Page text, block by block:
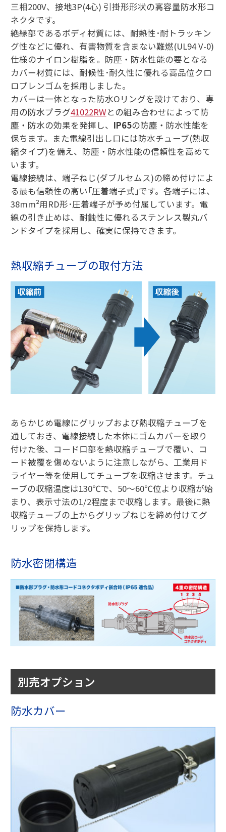
三相200V、接地3P(4心) 引掛形形状の高容量防水形コ
ネクタです。
絶縁部であるボディ材質には、耐熱性･耐トラッキン
グ性などに優れ、有害物質を含まない難燃(UL94 V-0)
仕様のナイロン樹脂を。防塵・防水性能の要となる
カバー材質には、耐候性･耐久性に優れる高品位クロ
ロプレンゴムを採用しました。
カバーは一体となった防水Oリングを設けており、専
用の防水プラグ41022RWとの組み合わせによって防
塵・防水の効果を発揮し、 IP65の防塵・防水性能を
保ちます。また電線引出し口には防水チューブ(熱収
縮タイプ)を備え、防塵・防水性能の信頼性を高めて
います。
電線接続は、端子ねじ(ダブルセムス)の締め付けによ
る最も信頼性の高い｢圧着端子式｣です。各端子には、
38mm²用RD形･圧着端子が予め付属しています。電
線の引き止めは、耐蝕性に優れるステンレス製丸バ
ンドタイプを採用し、確実に保持できます。
熱収縮チューブの取付方法
あらかじめ電線にグリップおよび熱収縮チューブを
通しておき、電線接続した本体にゴムカバーを取り
付けた後、コード口部を熱収縮チューブで覆い、コ
ード被覆を傷めないように注意しながら、工業用ド
ライヤー等を使用してチューブを収縮させます。チュ
ーブの収縮温度は130℃で、50〜60℃位より収縮が始
まり、表示寸法の1/2程度まで収縮します。最後に熱
収縮チューブの上からグリップねじを締め付けてグ
リップを保持します。
防水密閉構造
別売オプション
防水カバー